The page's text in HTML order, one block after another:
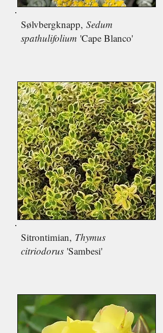
Sølvbergknapp, Sedum
spathulifolium 'Cape Blanco'
Sitrontimian, Thymus
citriodorus 'Sambesi'